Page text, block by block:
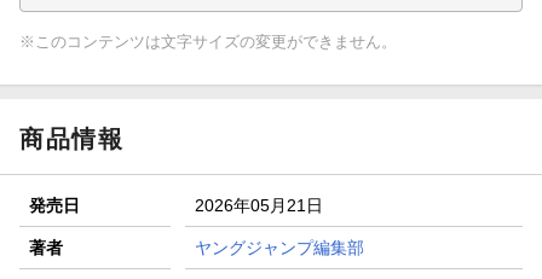
※このコンテンツは文字サイズの変更ができません。
商品情報
発売日 2026年05月21日
著者 ヤングジャンプ編集部